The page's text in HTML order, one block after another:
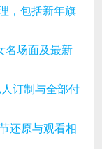
，包括新年旗
名场面及最新
订制与全部付
还原与观看相